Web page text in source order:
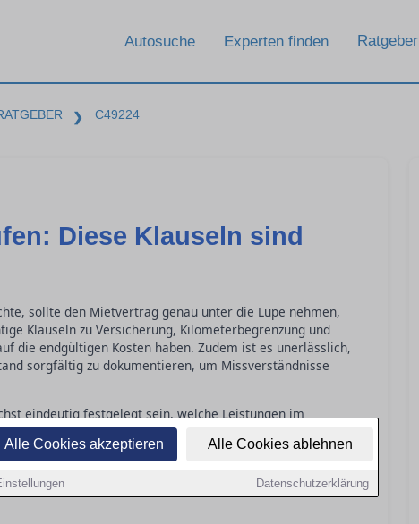
Alle Cookies akzeptieren Alle Cookies ablehnen
Datenschutzerklärung
Autosuche Experten finden Ratgeber
❯ C49224
Diese Klauseln sind
sollte den Mietvertrag genau unter die Lupe nehmen,
Klauseln zu Versicherung, Kilometerbegrenzung und
die endgültigen Kosten haben. Zudem ist es unerlässlich,
sorgfältig zu dokumentieren, um Missverständnisse
eindeutig festgelegt sein, welche Leistungen im
die gefahrenen Kilometer und die
Sie darauf, dass im Vertrag alle wesentlichen
Missverständnissen vorzubeugen. Besondere
widmen, insbesondere dem Selbstbehalt im